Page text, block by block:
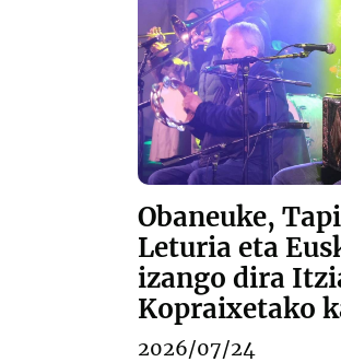
Obaneuke,
Leturia eta
izango dira
Kopraixetako
2026/07/24